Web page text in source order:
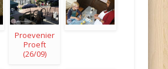
Proevenier
Proeft
(26/09)